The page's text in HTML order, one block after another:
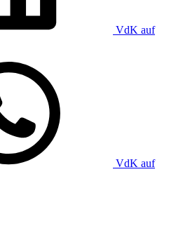
VdK auf
VdK auf